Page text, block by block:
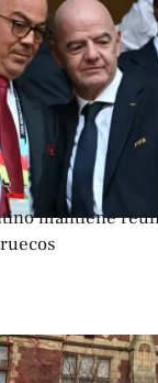
mantiene